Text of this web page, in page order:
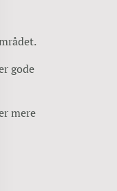
gode
mere